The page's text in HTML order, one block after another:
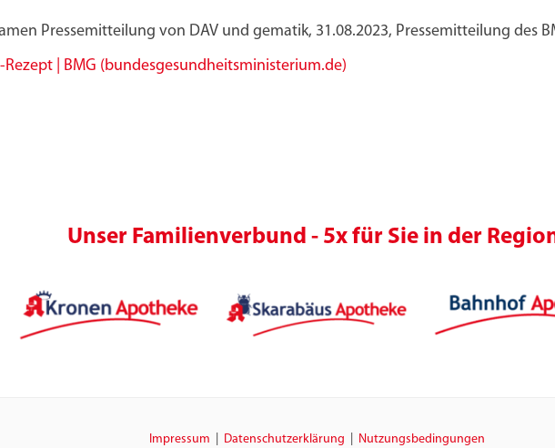
Pressemitteilung von DAV und gematik, 31.08.2023, Pressemitteilung des
| BMG (bundesgesundheitsministerium.de)
Unser Familienverbund - 5x für Sie in der
Impressum Datenschutzerklärung Nutzungsbedingungen